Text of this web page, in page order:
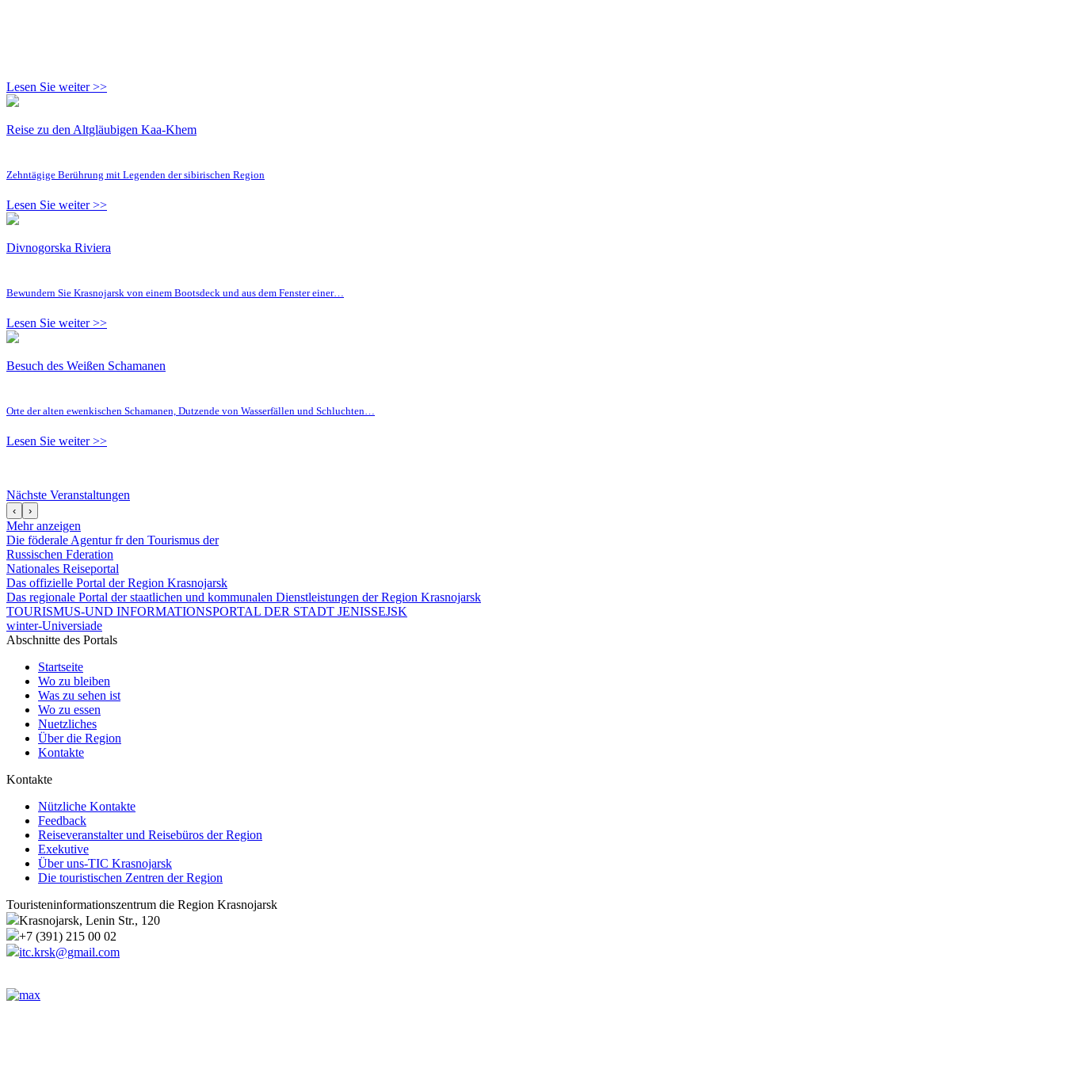
Lesen Sie weiter >>
Reise zu den Altgläubigen Kaa-Khem
Zehntägige Berührung mit Legenden der sibirischen Region
Lesen Sie weiter >>
Divnogorska Riviera
Bewundern Sie Krasnojarsk von einem Bootsdeck und aus dem Fenster einer…
Lesen Sie weiter >>
Besuch des Weißen Schamanen
Orte der alten ewenkischen Schamanen, Dutzende von Wasserfällen und Schluchten…
Lesen Sie weiter >>
Nächste Veranstaltungen
‹ ›
Mehr anzeigen
Die föderale Agentur fr den Tourismus der
Russischen Fderation
Nationales Reiseportal
Das offizielle Portal der Region Krasnojarsk
Das regionale Portal der staatlichen und kommunalen Dienstleistungen der Region Krasnojarsk
TOURISMUS-UND INFORMATIONSPORTAL DER STADT JENISSEJSK
winter-Universiade
Abschnitte des Portals
Startseite
Wo zu bleiben
Was zu sehen ist
Wo zu essen
Nuetzliches
Über die Region
Kontakte
Kontakte
Nützliche Kontakte
Feedback
Reiseveranstalter und Reisebüros der Region
Exekutive
Über uns-TIC Krasnojarsk
Die touristischen Zentren der Region
Touristeninformationszentrum die Region Krasnojarsk
Krasnojarsk, Lenin Str., 120
+7 (391) 215 00 02
itc.krsk@gmail.com